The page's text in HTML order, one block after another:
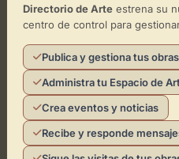
Directorio de Arteestrena su
centro de control para
Publica y gestiona tus obras
Administra tu Espacio de
Crea eventos y noticias
Recibe y responde